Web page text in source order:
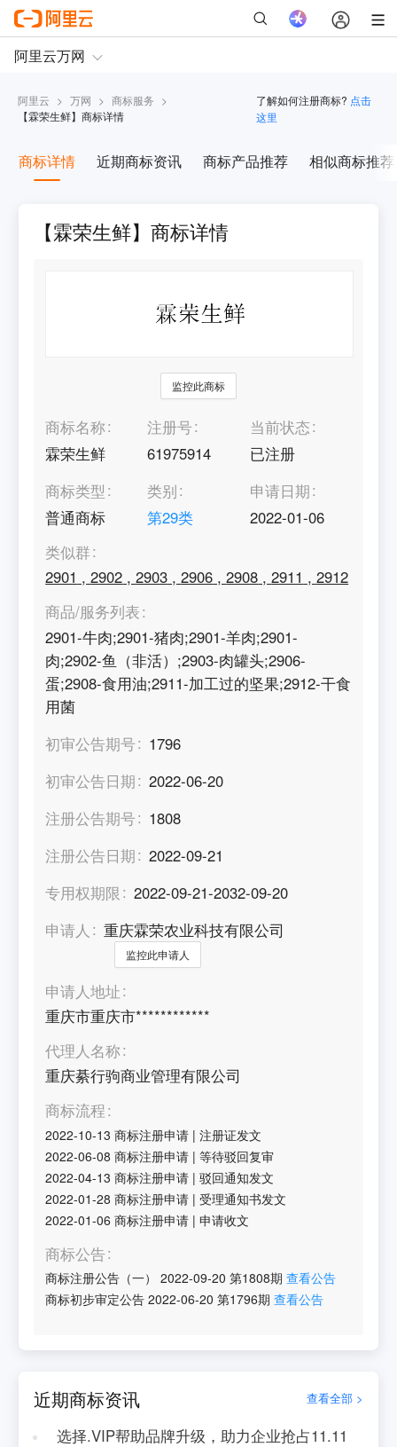
阿里云 > 万网 > 商标服务 >
【霖荣生鲜】商标详情
了解如何注册商标? 点击
这里
商标详情 近期商标资讯 商标产品推荐 相似商标推荐
【霖荣生鲜】商标详情
监控此商标
商标名称
霖荣生鲜
注册号
61975914
当前状态
已注册
商标类型
普通商标
类别
第29类
申请日期
2022-01-06
类似群
2901 ,2902 ,2903 ,2906 ,2908 ,2911 ,2912
商品/服务列表
2901-牛肉;2901-猪肉;2901-羊肉;2901-
肉;2902-鱼（非活）;2903-肉罐头;2906-
蛋;2908-食用油;2911-加工过的坚果;2912-干食
用菌
初审公告期号
1796
初审公告日期
2022-06-20
注册公告期号
1808
注册公告日期
2022-09-21
专用权期限
2022-09-21-2032-09-20
申请人
重庆霖荣农业科技有限公司
监控此申请人
申请人地址
重庆市重庆市************
代理人名称
重庆綦行驹商业管理有限公司
商标流程
2022-10-13 商标注册申请 |注册证发文
2022-06-08 商标注册申请 |等待驳回复审
2022-04-13 商标注册申请 |驳回通知发文
2022-01-28 商标注册申请 |受理通知书发文
2022-01-06 商标注册申请 |申请收文
商标公告
商标注册公告（一） 2022-09-20 第1808期 查看公告
商标初步审定公告 2022-06-20 第1796期 查看公告
近期商标资讯 查看全部 >
选择.VIP帮助品牌升级，助力企业抢占11.11